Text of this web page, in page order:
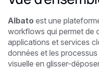
Albato est une
workflows qui permet de
applications et services
données et les
visuelle en glisser-